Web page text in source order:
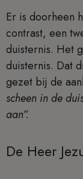
Er is doorheen
contrast, een
duisternis. Het
duisternis. Dat
gezet bij de
scheen in de
aan”.
De Heer